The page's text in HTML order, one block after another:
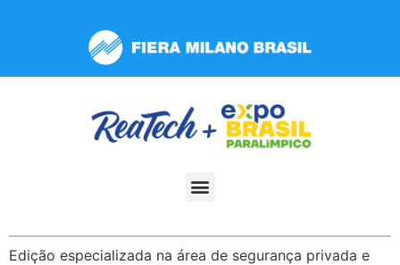
inclui
Edição especializada na área de segurança privada e